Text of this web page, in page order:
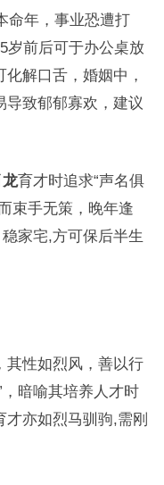
命年，事业恐遭打
岁前后可于办公桌放
解口舌，婚姻中，
导致郁郁寡欢，建议
育才时追求“声名俱
束手无策，晚年逢
家宅,方可保后半生
其性如烈风，善以行
暗喻其培养人才时
才亦如烈马驯驹,需刚